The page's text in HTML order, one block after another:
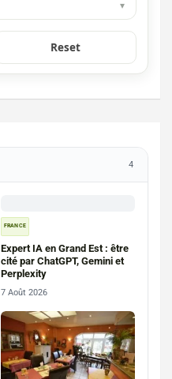
Reset
4
FRANCE
Expert IA en Grand Est : être
cité par ChatGPT, Gemini et
Perplexity
7 Août 2026